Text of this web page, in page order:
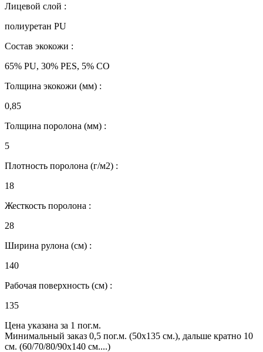
Лицевой слой :
полиуретан PU
Состав экокожи :
65% PU, 30% PES, 5% CO
Толщина экокожи (мм) :
0,85
Толщина поролона (мм) :
5
Плотность поролона (г/м2) :
18
Жесткость поролона :
28
Ширина рулона (см) :
140
Рабочая поверхность (см) :
135
Цена указана за 1 пог.м.
Минимальный заказ 0,5 пог.м. (50х135 см.), дальше кратно 10
см. (60/70/80/90х140 см....)